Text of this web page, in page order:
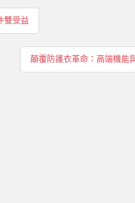
雙受益
顛覆防護衣革命：高端機能